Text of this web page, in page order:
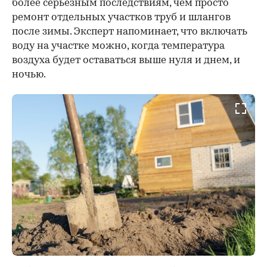
более серьезным последствиям, чем просто
ремонт отдельных участков труб и шлангов
после зимы. Эксперт напоминает, что включать
воду на участке можно, когда температура
воздуха будет оставаться выше нуля и днем, и
ночью.